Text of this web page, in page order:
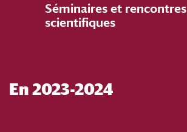
Séminaires et rencontres
scientifiques
En 2023-2024